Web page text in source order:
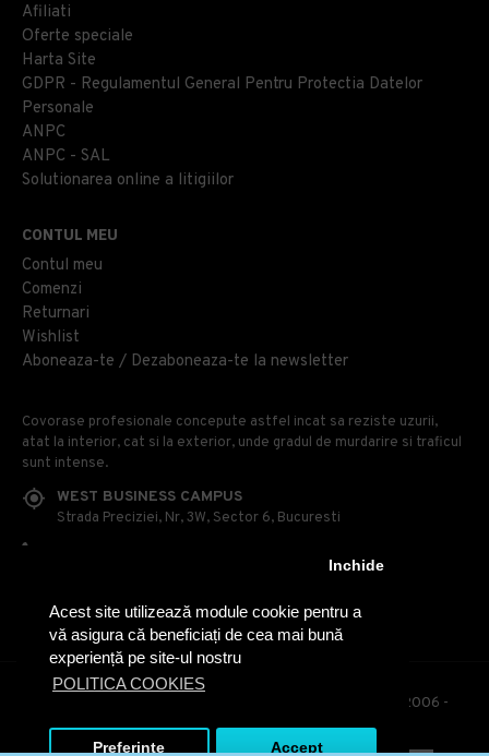
Acest site utilizează module cookie pentru a
vă asigura că beneficiați de cea mai bună
experiență pe site-ul nostru
POLITICA COOKIES
Inchide
Preferinte Accept
Afiliati
Oferte speciale
Harta Site
GDPR - Regulamentul General Pentru Protectia Datelor
Personale
ANPC
ANPC - SAL
Solutionarea online a litigiilor
CONTUL MEU
Contul meu
Comenzi
Returnari
Wishlist
Aboneaza-te / Dezaboneaza-te la newsletter
Covorase profesionale concepute astfel incat sa reziste uzurii,
atat la interior, cat si la exterior, unde gradul de murdarire si traficul
sunt intense.
WEST BUSINESS CAMPUS
Strada Preciziei, Nr, 3W, Sector 6, Bucuresti
OFFICE@COVOARE-PROFESIONALE.RO
© Covoare Profesionale - Toate drepturile rezervate. 2006 -